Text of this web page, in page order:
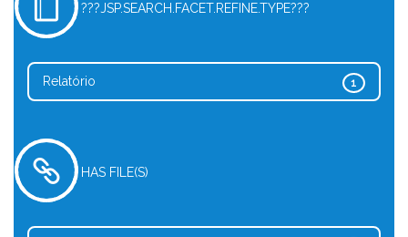
???JSP.SEARCH.FACET.REFINE.TYPE???
1
Relatório
HAS FILE(S)